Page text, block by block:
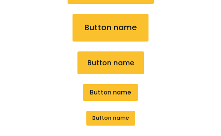
Button name
Button name
Button name
Button name